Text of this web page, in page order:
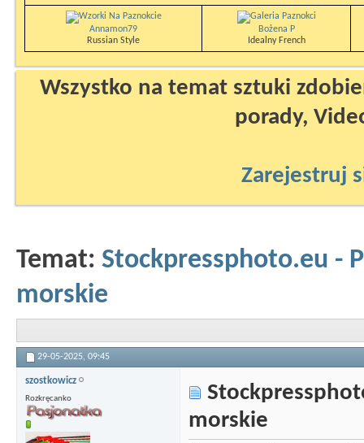
Annamon79
Russian Style
Bożena P
Idealny French
Wszystko na temat sztuki
porady,
Zarejestruj
Temat: Stockpressphoto.eu -
morskie
29-05-2025, 09:45
szostkowicz
Rozkręcanko
morskie